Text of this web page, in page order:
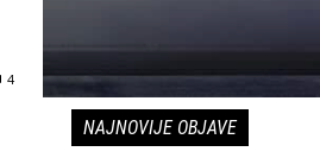
4
NAJNOVIJE OBJAVE